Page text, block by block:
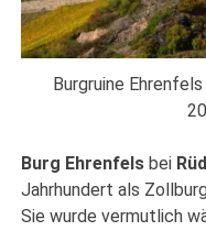
Burgruine
Burg Ehrenfels bei
Jahrhundert als
Sie wurde vermutlich